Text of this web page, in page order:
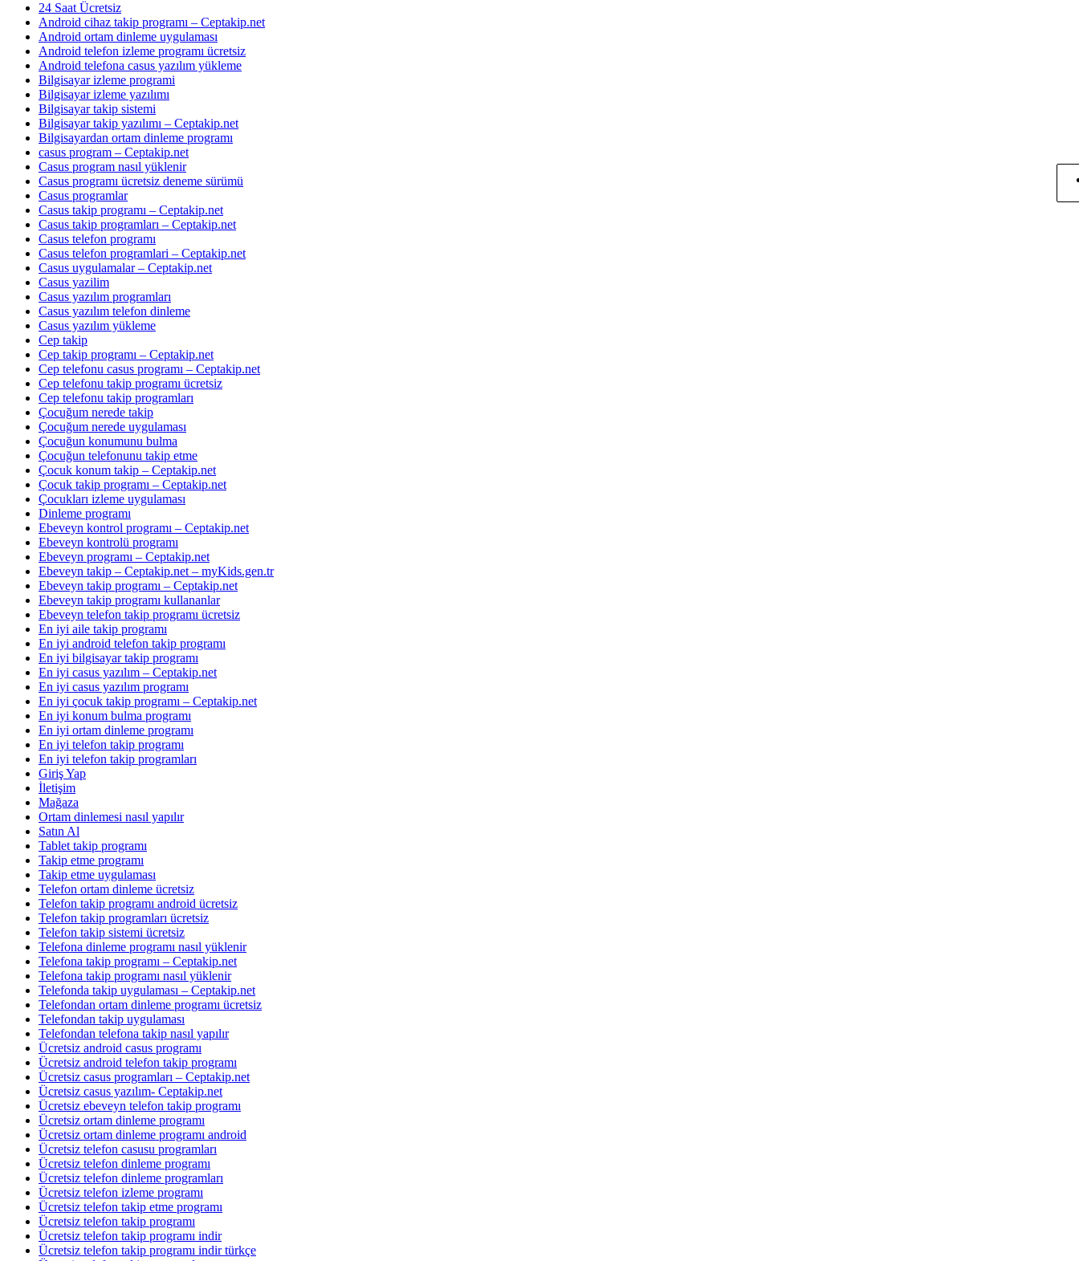
24 Saat Ücretsiz
Android cihaz takip programı – Ceptakip.net
Android ortam dinleme uygulaması
Android telefon izleme programı ücretsiz
Android telefona casus yazılım yükleme
Bilgisayar izleme programi
Bilgisayar izleme yazılımı
Bilgisayar takip sistemi
Bilgisayar takip yazılımı – Ceptakip.net
Bilgisayardan ortam dinleme programı
casus program – Ceptakip.net
Casus program nasıl yüklenir
Casus programı ücretsiz deneme sürümü
Casus programlar
Casus takip programı – Ceptakip.net
Casus takip programları – Ceptakip.net
Casus telefon programı
Casus telefon programlari – Ceptakip.net
Casus uygulamalar – Ceptakip.net
Casus yazilim
Casus yazılım programları
Casus yazılım telefon dinleme
Casus yazılım yükleme
Cep takip
Cep takip programı – Ceptakip.net
Cep telefonu casus programı – Ceptakip.net
Cep telefonu takip programı ücretsiz
Cep telefonu takip programları
Çocuğum nerede takip
Çocuğum nerede uygulaması
Çocuğun konumunu bulma
Çocuğun telefonunu takip etme
Çocuk konum takip – Ceptakip.net
Çocuk takip programı – Ceptakip.net
Çocukları izleme uygulaması
Dinleme programı
Ebeveyn kontrol programı – Ceptakip.net
Ebeveyn kontrolü programı
Ebeveyn programı – Ceptakip.net
Ebeveyn takip – Ceptakip.net – myKids.gen.tr
Ebeveyn takip programı – Ceptakip.net
Ebeveyn takip programı kullananlar
Ebeveyn telefon takip programı ücretsiz
En iyi aile takip programı
En iyi android telefon takip programı
En iyi bilgisayar takip programı
En iyi casus yazılım – Ceptakip.net
En iyi casus yazılım programı
En iyi çocuk takip programı – Ceptakip.net
En iyi konum bulma programı
En iyi ortam dinleme programı
En iyi telefon takip programı
En iyi telefon takip programları
Giriş Yap
İletişim
Mağaza
Ortam dinlemesi nasıl yapılır
Satın Al
Tablet takip programı
Takip etme programı
Takip etme uygulaması
Telefon ortam dinleme ücretsiz
Telefon takip programı android ücretsiz
Telefon takip programları ücretsiz
Telefon takip sistemi ücretsiz
Telefona dinleme programı nasıl yüklenir
Telefona takip programı – Ceptakip.net
Telefona takip programı nasıl yüklenir
Telefonda takip uygulaması – Ceptakip.net
Telefondan ortam dinleme programı ücretsiz
Telefondan takip uygulaması
Telefondan telefona takip nasıl yapılır
Ücretsiz android casus programı
Ücretsiz android telefon takip programı
Ücretsiz casus programları – Ceptakip.net
Ücretsiz casus yazılım- Ceptakip.net
Ücretsiz ebeveyn telefon takip programı
Ücretsiz ortam dinleme programı
Ücretsiz ortam dinleme programı android
Ücretsiz telefon casusu programları
Ücretsiz telefon dinleme programı
Ücretsiz telefon dinleme programları
Ücretsiz telefon izleme programı
Ücretsiz telefon takip etme programı
Ücretsiz telefon takip programı
Ücretsiz telefon takip programı indir
Ücretsiz telefon takip programı indir türkçe